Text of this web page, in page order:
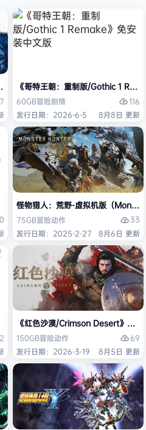
Light 2 Stay Human: Reloaded
《哥特王朝：重制版/Gothic 1
60GB冒险剧情
116
发行日期：2026-6-5
8月8日 更新
40,000: Space Marine 2）免安装
怪物猎人：荒野-虚拟机版（
75GB冒险动作
33
发行日期：2025-2-27
8月6日 更新
《红色沙漠/Crimson Desert》免安
150GB冒险动作
69
发行日期：2026-3-19
8月5日 更新